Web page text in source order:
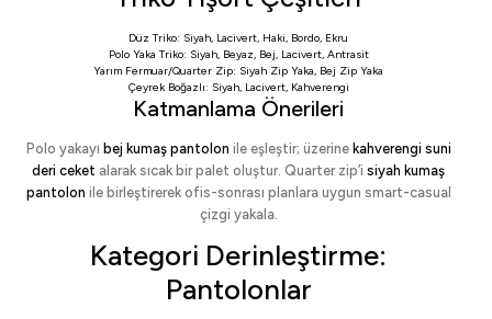
Düz Triko: Siyah, Lacivert, Haki, Bordo, Ekru
Polo Yaka Triko: Siyah, Beyaz, Bej, Lacivert, Antrasit
Yarım Fermuar/Quarter Zip: Siyah Zip Yaka, Bej Zip Yaka
Çeyrek Boğazlı: Siyah, Lacivert, Kahverengi
Katmanlama Önerileri
Polo yakayı bej kumaş pantolon ile eşleştir; üzerine kahverengi suni
deri ceket alarak sıcak bir palet oluştur. Quarter zip’i siyah kumaş
pantolon ile birleştirerek ofis-sonrası planlara uygun smart-casual
çizgi yakala.
Kategori Derinleştirme:
Pantolonlar